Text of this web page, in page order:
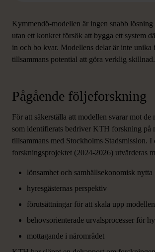
Kymmendö-modellen är ingen snabb lösning
utan ett konkret försök att bygga ett system
in och bo kvar. Modellens delar är inte unika
tillsammans potential att göra verklig skillnad.
Pågående följeforskning
För att säkerställa att modellen svarar mot de
som identifierats bedriver KTH forskning på
tillsammans med Stockholms Stadsmission. I
forskningsprojektet (2024-2026) utvärderas
lönsamhet och samhällsekonomisk nytta
hyresgästernas perspektiv
förutsättningar för att skala upp
behovsorienterade urvalsprocesser för
mottagande i närområdet